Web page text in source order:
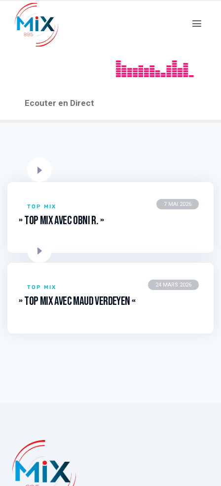
Ecouter en Direct
Top MIX_2026
2 EPISODES
7 MAI 2026
TOP MIX
» Top Mix avec OBNI R. »
24 MARS 2026
TOP MIX
» Top Mix avec Maud Verdeyen «